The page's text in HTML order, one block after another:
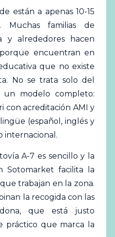
están a apenas 10-15
Muchas familias de
y alrededores hacen
encuentran en
que no existe
No se trata solo del
un modelo completo:
con acreditación AMI y
(español, inglés y
internacional.
A-7 es sencillo y la
Sotomarket facilita la
trabajan en la zona.
la recogida con las
que está justo
práctico que marca la